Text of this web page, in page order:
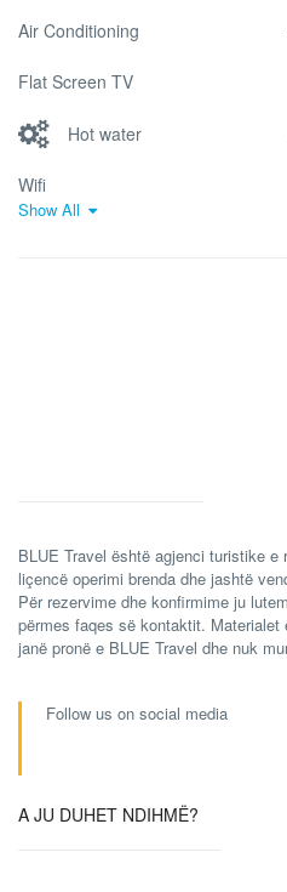
Air Conditioning
Flat Screen TV
Hot water
Wifi
Show All
BLUE Travel është agjenci turistike e
liçencë operimi brenda dhe jashtë
Për rezervime dhe konfirmime ju
përmes faqes së kontaktit. Materialet
janë pronë e BLUE Travel dhe nuk
Follow us on social media
A JU DUHET NDIHMË?